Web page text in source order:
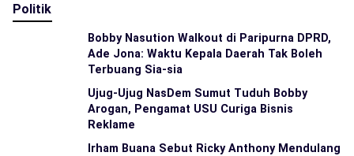
Politik
Bobby Nasution Walkout di Paripurna DPRD,
Ade Jona: Waktu Kepala Daerah Tak Boleh
Terbuang Sia-sia
Ujug-Ujug NasDem Sumut Tuduh Bobby
Arogan, Pengamat USU Curiga Bisnis
Reklame
Irham Buana Sebut Ricky Anthony Mendulang